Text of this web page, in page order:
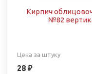
Кирпич
№82
Цена за штуку
28 ₽